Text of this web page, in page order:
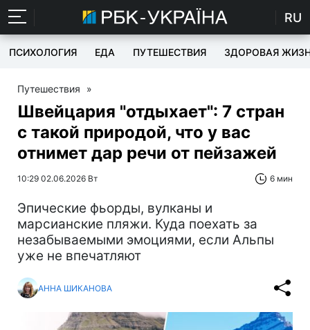
RU
ПСИХОЛОГИЯ ЕДА ПУТЕШЕСТВИЯ ЗДОРОВАЯ
Путешествия »
Швейцария "отдыхает": 7 стран
с такой природой, что у вас
отнимет дар речи от пейзажей
10:29 02.06.2026 Вт 6 мин
Эпические фьорды, вулканы и
марсианские пляжи. Куда поехать за
незабываемыми эмоциями, если Альпы
уже не впечатляют
АННА ШИКАНОВА